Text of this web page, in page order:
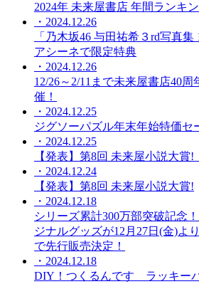
2024年 未来屋書店 年間ランキ
・2024.12.26
「乃木坂46 与田祐希３rd写真
アシーネで限定特典
・2024.12.26
12/26～2/11まで未来屋書店40
催！
・2024.12.25
ジグソーパズル年末年始特価セ
・2024.12.25
【発表】第8回 未来屋小説大賞!
・2024.12.24
【発表】第8回 未来屋小説大賞!
・2024.12.18
シリーズ累計300万部突破記念
ジナルグッズが12月27日(金)よ
で先行販売決定！
・2024.12.18
DIY！つくるんです ラッキー